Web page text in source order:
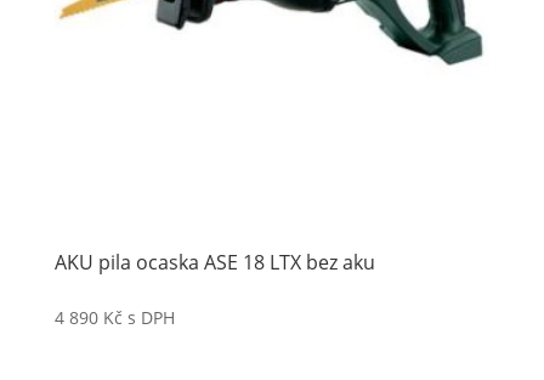
AKU pila ocaska ASE 18 LTX bez aku
4 890 Kč s DPH